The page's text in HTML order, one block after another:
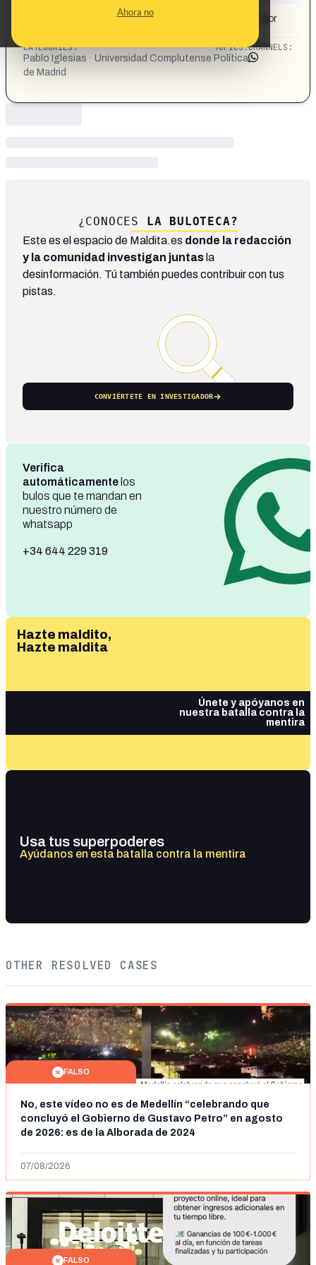
Ahora no
Pablo Iglesias dejas de ser profesor en la Complutense por
CATEGORIES:
Pablo Iglesias · Universidad Complutense
de Madrid
TOPICS:
Política
CHANNELS:
¿CONOCES LA BULOTECA?
Este es el espacio de Maldita.es donde la redacción
y la comunidad investigan juntas la
desinformación. Tú también puedes contribuir con tus
pistas.
CONVIÉRTETE EN INVESTIGADOR
Verifica
automáticamente los
bulos que te mandan en
nuestro número de
whatsapp
+34 644 229 319
Hazte maldito,
Hazte maldita
Únete y apóyanos en
nuestra batalla contra la
mentira
Usa tus superpoderes
Ayúdanos en esta batalla contra la mentira
OTHER RESOLVED CASES
FALSO
No, este vídeo no es de Medellín “celebrando que
concluyó el Gobierno de Gustavo Petro” en agosto
de 2026: es de la Alborada de 2024
07/08/2026
FALSO